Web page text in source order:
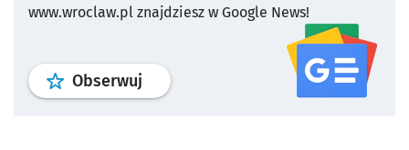
www.wroclaw.pl znajdziesz w Google News!
Obserwuj profil serwisu